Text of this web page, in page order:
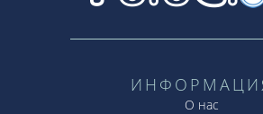
О нас